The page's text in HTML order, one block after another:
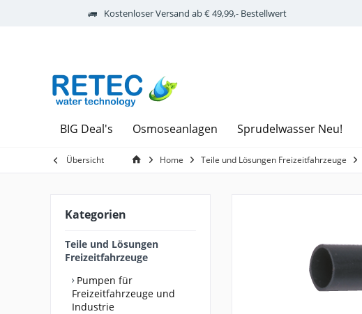
Kostenloser Versand ab € 49,99,- Bestellwert
BIG Deal's Osmoseanlagen Sprudelwasser Neu!
Übersicht Home Teile und Lösungen Freizeitfahrzeuge
Kategorien
Teile und Lösungen
Freizeitfahrzeuge
Pumpen für
Freizeitfahrzeuge und
Industrie